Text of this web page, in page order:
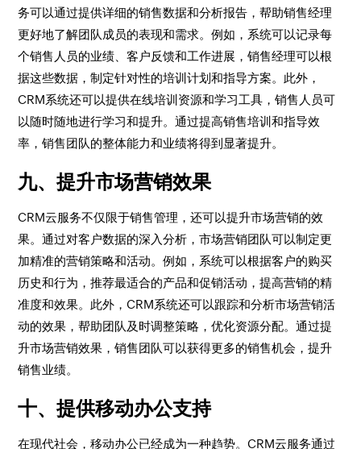
务可以通过提供详细的销售数据和分析报告，帮助销售经理
更好地了解团队成员的表现和需求。例如，系统可以记录每
个销售人员的业绩、客户反馈和工作进展，销售经理可以根
据这些数据，制定针对性的培训计划和指导方案。此外，
CRM系统还可以提供在线培训资源和学习工具，销售人员可
以随时随地进行学习和提升。通过提高销售培训和指导效
率，销售团队的整体能力和业绩将得到显著提升。
九、提升市场营销效果
CRM云服务不仅限于销售管理，还可以提升市场营销的效
果。通过对客户数据的深入分析，市场营销团队可以制定更
加精准的营销策略和活动。例如，系统可以根据客户的购买
历史和行为，推荐最适合的产品和促销活动，提高营销的精
准度和效果。此外，CRM系统还可以跟踪和分析市场营销活
动的效果，帮助团队及时调整策略，优化资源分配。通过提
升市场营销效果，销售团队可以获得更多的销售机会，提升
销售业绩。
十、提供移动办公支持
在现代社会，移动办公已经成为一种趋势。CRM云服务通过